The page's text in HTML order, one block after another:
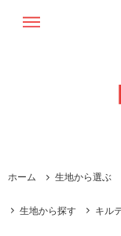
ホーム 生地から選ぶ
生地から探す キル